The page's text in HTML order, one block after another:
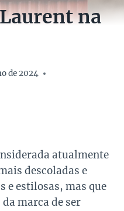
na
de 2024
atualmente
descoladas e
e estilosas, mas que
marca de ser